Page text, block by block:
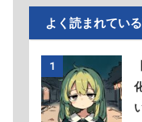
よく読まれてい
1